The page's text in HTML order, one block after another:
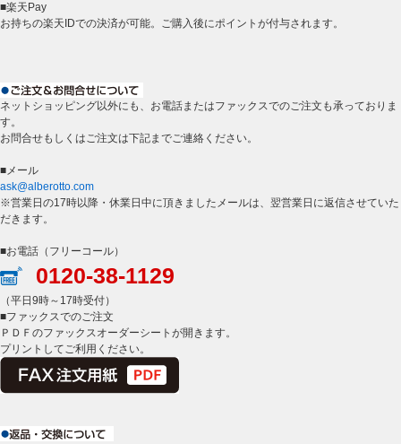
■楽天Pay
お持ちの楽天IDでの決済が可能。ご購入後にポイントが付与されます。
ネットショッピング以外にも、お電話またはファックスでのご注文も承っておりま
す。
お問合せもしくはご注文は下記までご連絡ください。
■メール
ask@alberotto.com
※営業日の17時以降・休業日中に頂きましたメールは、翌営業日に返信させていた
だきます。
■お電話（フリーコール）
0120-38-1129
（平日9時～17時受付）
■ファックスでのご注文
ＰＤＦのファックスオーダーシートが開きます。
プリントしてご利用ください。